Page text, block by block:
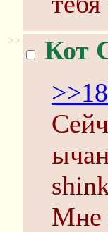
>> Кот
Мне